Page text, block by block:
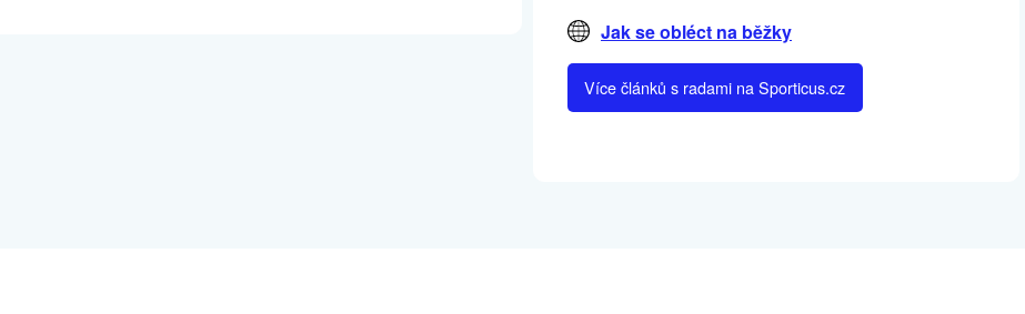
Jak se obléct na běžky
Více článků s radami na Sporticus.cz